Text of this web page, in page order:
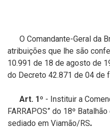
O Comandante-Geral da
atribuições que lhe são
10.991 de 18 de agosto de
do Decreto 42.871 de 04 de
Art. 1º - Instituir a
FARRAPOS” do 18º
sediado em Viamão/RS.